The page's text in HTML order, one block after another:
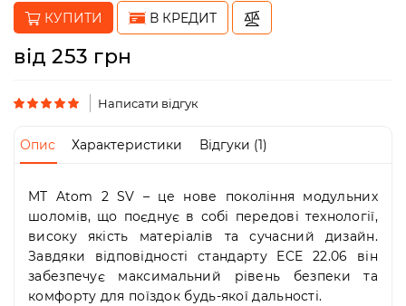
-
19:00
Сб
10:00
19:00
-
вихідний
КУПИТИ В КРЕДИТ
від 253 грн
Написати відгук
Опис Характеристики Відгуки (1)
MT Atom 2 SV – це нове покоління модульних
шоломів, що поєднує в собі передові технології,
високу якість матеріалів та сучасний дизайн.
Завдяки відповідності стандарту ECE 22.06 він
забезпечує максимальний рівень безпеки та
комфорту для поїздок будь-якої дальності.